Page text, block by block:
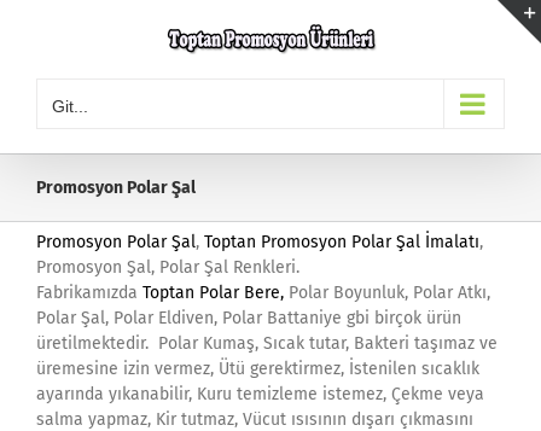
Git...
Promosyon Polar Şal
Promosyon Polar Şal, Toptan Promosyon Polar Şal İmalatı,
Promosyon Şal, Polar Şal Renkleri.
Fabrikamızda Toptan Polar Bere, Polar Boyunluk, Polar Atkı,
Polar Şal, Polar Eldiven, Polar Battaniye gbi birçok ürün
üretilmektedir. Polar Kumaş, Sıcak tutar, Bakteri taşımaz ve
üremesine izin vermez, Ütü gerektirmez, İstenilen sıcaklık
ayarında yıkanabilir, Kuru temizleme istemez, Çekme veya
salma yapmaz, Kir tutmaz, Vücut ısısının dışarı çıkmasını